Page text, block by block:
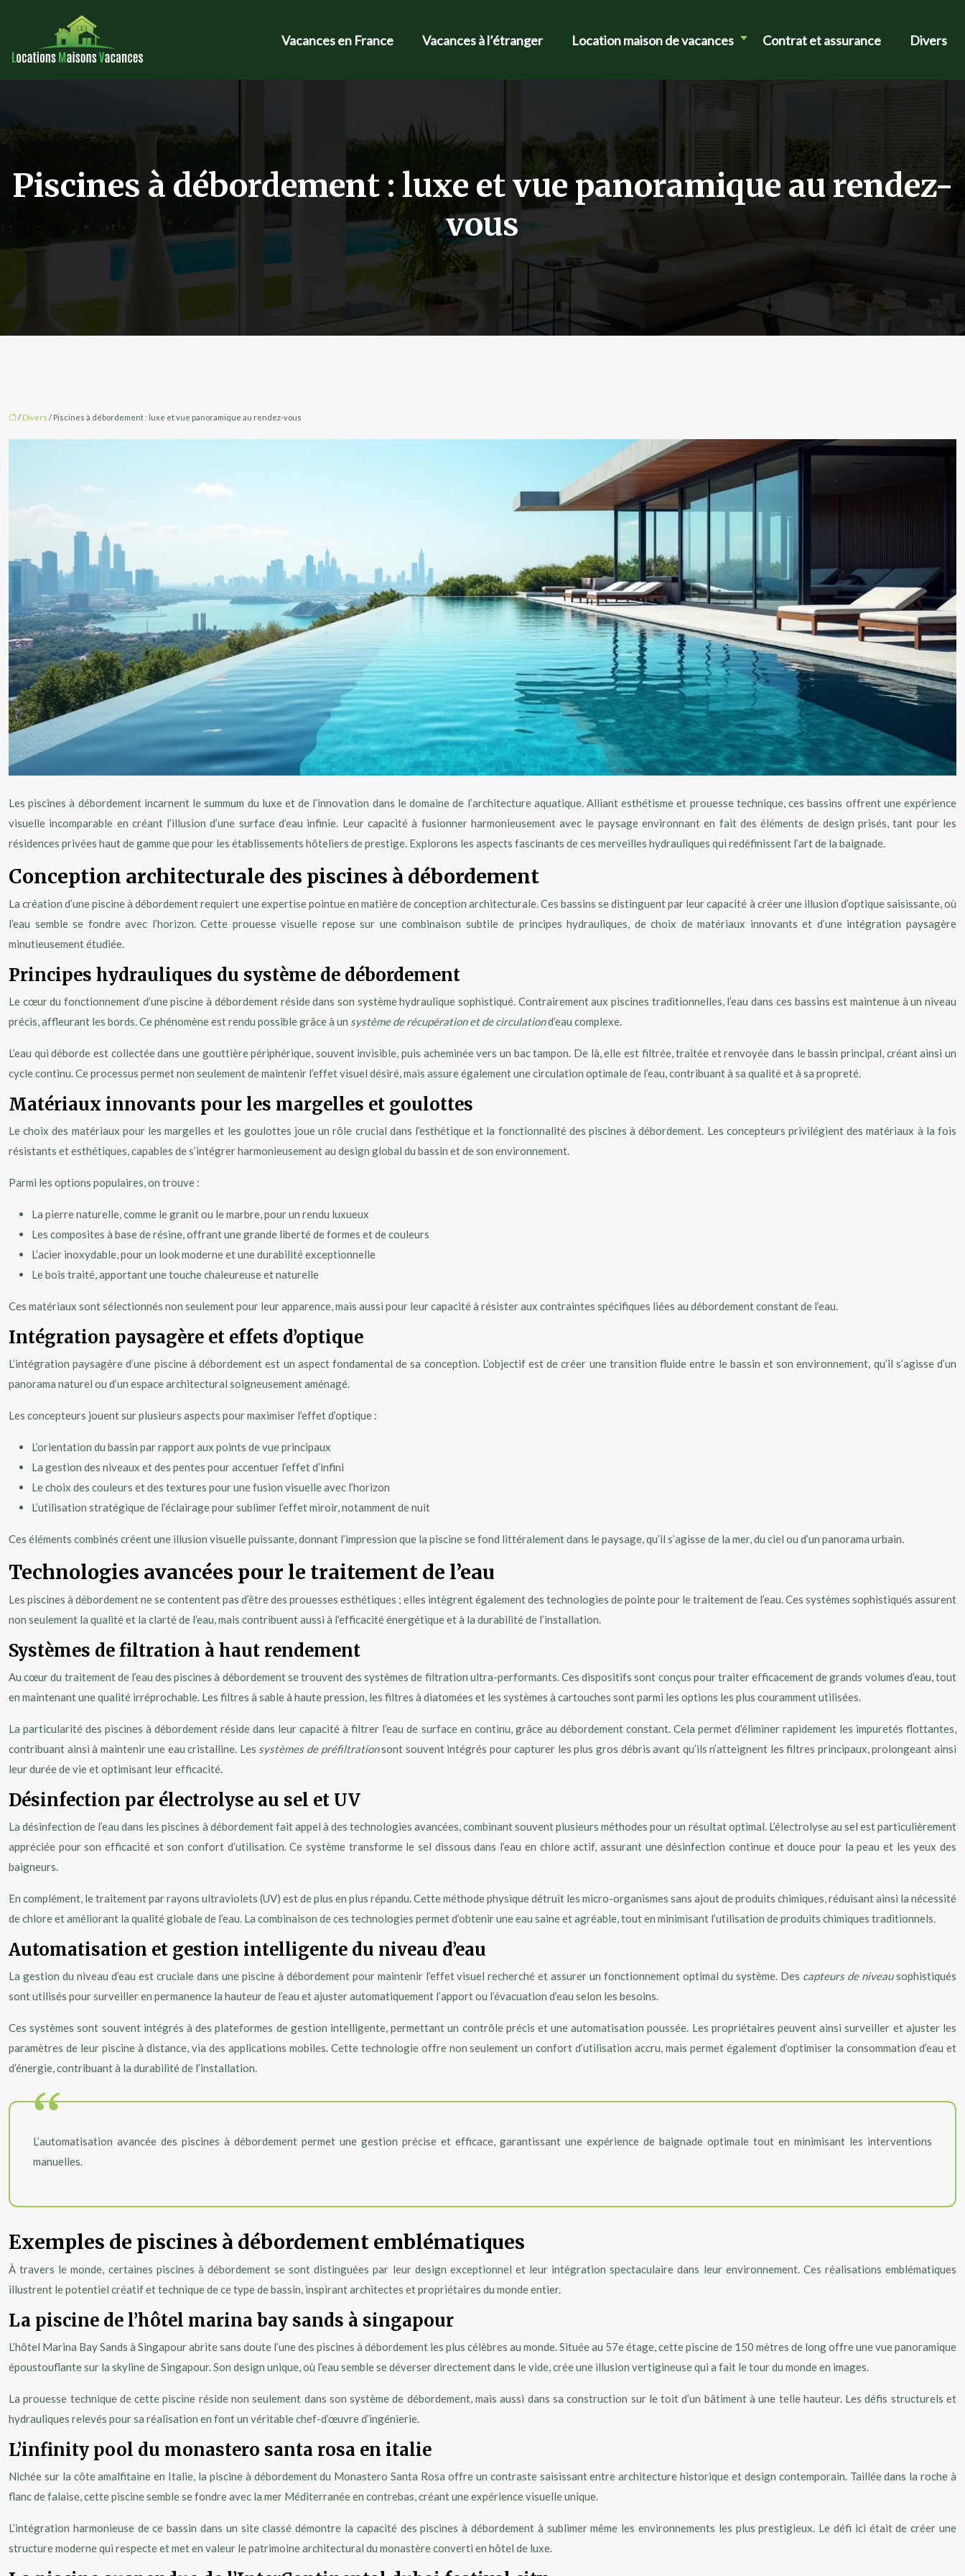
Vacances en France Vacances à l’étranger Location maison de vacances Contrat et assurance Divers
Piscines à débordement : luxe et vue panoramique au rendez-
vous
/ Divers / Piscines à débordement : luxe et vue panoramique au rendez-vous
Les piscines à débordement incarnent le summum du luxe et de l’innovation dans le domaine de l’architecture aquatique. Alliant esthétisme et prouesse technique, ces bassins offrent une expérience
visuelle incomparable en créant l’illusion d’une surface d’eau infinie. Leur capacité à fusionner harmonieusement avec le paysage environnant en fait des éléments de design prisés, tant pour les
résidences privées haut de gamme que pour les établissements hôteliers de prestige. Explorons les aspects fascinants de ces merveilles hydrauliques qui redéfinissent l’art de la baignade.
Conception architecturale des piscines à débordement
La création d’une piscine à débordement requiert une expertise pointue en matière de conception architecturale. Ces bassins se distinguent par leur capacité à créer une illusion d’optique saisissante, où
l’eau semble se fondre avec l’horizon. Cette prouesse visuelle repose sur une combinaison subtile de principes hydrauliques, de choix de matériaux innovants et d’une intégration paysagère
minutieusement étudiée.
Principes hydrauliques du système de débordement
Le cœur du fonctionnement d’une piscine à débordement réside dans son système hydraulique sophistiqué. Contrairement aux piscines traditionnelles, l’eau dans ces bassins est maintenue à un niveau
précis, affleurant les bords. Ce phénomène est rendu possible grâce à un système de récupération et de circulationd’eau complexe.
L’eau qui déborde est collectée dans une gouttière périphérique, souvent invisible, puis acheminée vers un bac tampon. De là, elle est filtrée, traitée et renvoyée dans le bassin principal, créant ainsi un
cycle continu. Ce processus permet non seulement de maintenir l’effet visuel désiré, mais assure également une circulation optimale de l’eau, contribuant à sa qualité et à sa propreté.
Matériaux innovants pour les margelles et goulottes
Le choix des matériaux pour les margelles et les goulottes joue un rôle crucial dans l’esthétique et la fonctionnalité des piscines à débordement. Les concepteurs privilégient des matériaux à la fois
résistants et esthétiques, capables de s’intégrer harmonieusement au design global du bassin et de son environnement.
Parmi les options populaires, on trouve :
La pierre naturelle, comme le granit ou le marbre, pour un rendu luxueux
Les composites à base de résine, offrant une grande liberté de formes et de couleurs
L’acier inoxydable, pour un look moderne et une durabilité exceptionnelle
Le bois traité, apportant une touche chaleureuse et naturelle
Ces matériaux sont sélectionnés non seulement pour leur apparence, mais aussi pour leur capacité à résister aux contraintes spécifiques liées au débordement constant de l’eau.
Intégration paysagère et effets d’optique
L’intégration paysagère d’une piscine à débordement est un aspect fondamental de sa conception. L’objectif est de créer une transition fluide entre le bassin et son environnement, qu’il s’agisse d’un
panorama naturel ou d’un espace architectural soigneusement aménagé.
Les concepteurs jouent sur plusieurs aspects pour maximiser l’effet d’optique :
L’orientation du bassin par rapport aux points de vue principaux
La gestion des niveaux et des pentes pour accentuer l’effet d’infini
Le choix des couleurs et des textures pour une fusion visuelle avec l’horizon
L’utilisation stratégique de l’éclairage pour sublimer l’effet miroir, notamment de nuit
Ces éléments combinés créent une illusion visuelle puissante, donnant l’impression que la piscine se fond littéralement dans le paysage, qu’il s’agisse de la mer, du ciel ou d’un panorama urbain.
Technologies avancées pour le traitement de l’eau
Les piscines à débordement ne se contentent pas d’être des prouesses esthétiques ; elles intègrent également des technologies de pointe pour le traitement de l’eau. Ces systèmes sophistiqués assurent
non seulement la qualité et la clarté de l’eau, mais contribuent aussi à l’efficacité énergétique et à la durabilité de l’installation.
Systèmes de filtration à haut rendement
Au cœur du traitement de l’eau des piscines à débordement se trouvent des systèmes de filtration ultra-performants. Ces dispositifs sont conçus pour traiter efficacement de grands volumes d’eau, tout
en maintenant une qualité irréprochable. Les filtres à sable à haute pression, les filtres à diatomées et les systèmes à cartouches sont parmi les options les plus couramment utilisées.
La particularité des piscines à débordement réside dans leur capacité à filtrer l’eau de surface en continu, grâce au débordement constant. Cela permet d’éliminer rapidement les impuretés flottantes,
contribuant ainsi à maintenir une eau cristalline. Les systèmes de préfiltrationsont souvent intégrés pour capturer les plus gros débris avant qu’ils n’atteignent les filtres principaux, prolongeant ainsi
leur durée de vie et optimisant leur efficacité.
Désinfection par électrolyse au sel et UV
La désinfection de l’eau dans les piscines à débordement fait appel à des technologies avancées, combinant souvent plusieurs méthodes pour un résultat optimal. L’électrolyse au sel est particulièrement
appréciée pour son efficacité et son confort d’utilisation. Ce système transforme le sel dissous dans l’eau en chlore actif, assurant une désinfection continue et douce pour la peau et les yeux des
baigneurs.
En complément, le traitement par rayons ultraviolets (UV) est de plus en plus répandu. Cette méthode physique détruit les micro-organismes sans ajout de produits chimiques, réduisant ainsi la nécessité
de chlore et améliorant la qualité globale de l’eau. La combinaison de ces technologies permet d’obtenir une eau saine et agréable, tout en minimisant l’utilisation de produits chimiques traditionnels.
Automatisation et gestion intelligente du niveau d’eau
La gestion du niveau d’eau est cruciale dans une piscine à débordement pour maintenir l’effet visuel recherché et assurer un fonctionnement optimal du système. Des capteurs de niveausophistiqués
sont utilisés pour surveiller en permanence la hauteur de l’eau et ajuster automatiquement l’apport ou l’évacuation d’eau selon les besoins.
Ces systèmes sont souvent intégrés à des plateformes de gestion intelligente, permettant un contrôle précis et une automatisation poussée. Les propriétaires peuvent ainsi surveiller et ajuster les
paramètres de leur piscine à distance, via des applications mobiles. Cette technologie offre non seulement un confort d’utilisation accru, mais permet également d’optimiser la consommation d’eau et
d’énergie, contribuant à la durabilité de l’installation.
L’automatisation avancée des piscines à débordement permet une gestion précise et efficace, garantissant une expérience de baignade optimale tout en minimisant les interventions
manuelles.
Exemples de piscines à débordement emblématiques
À travers le monde, certaines piscines à débordement se sont distinguées par leur design exceptionnel et leur intégration spectaculaire dans leur environnement. Ces réalisations emblématiques
illustrent le potentiel créatif et technique de ce type de bassin, inspirant architectes et propriétaires du monde entier.
La piscine de l’hôtel marina bay sands à singapour
L’hôtel Marina Bay Sands à Singapour abrite sans doute l’une des piscines à débordement les plus célèbres au monde. Située au 57e étage, cette piscine de 150 mètres de long offre une vue panoramique
époustouflante sur la skyline de Singapour. Son design unique, où l’eau semble se déverser directement dans le vide, crée une illusion vertigineuse qui a fait le tour du monde en images.
La prouesse technique de cette piscine réside non seulement dans son système de débordement, mais aussi dans sa construction sur le toit d’un bâtiment à une telle hauteur. Les défis structurels et
hydrauliques relevés pour sa réalisation en font un véritable chef-d’œuvre d’ingénierie.
L’infinity pool du monastero santa rosa en italie
Nichée sur la côte amalfitaine en Italie, la piscine à débordement du Monastero Santa Rosa offre un contraste saisissant entre architecture historique et design contemporain. Taillée dans la roche à
flanc de falaise, cette piscine semble se fondre avec la mer Méditerranée en contrebas, créant une expérience visuelle unique.
L’intégration harmonieuse de ce bassin dans un site classé démontre la capacité des piscines à débordement à sublimer même les environnements les plus prestigieux. Le défi ici était de créer une
structure moderne qui respecte et met en valeur le patrimoine architectural du monastère converti en hôtel de luxe.